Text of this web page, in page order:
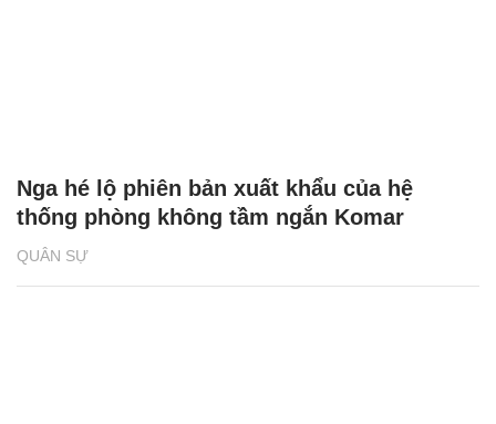
QUÂN SỰ
Nga hé lộ phiên bản xuất khẩu của hệ
thống phòng không tầm ngắn Komar